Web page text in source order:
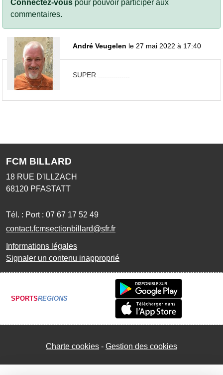
Connectez-vous pour pouvoir participer aux
commentaires.
André Veugelen le 27 mai 2022 à 17:40
SUPER ................
FCM BILLARD
18 RUE D'ILLZACH
68120 PFASTATT
Tél. : Port : 07 67 17 52 49
contact.fcmsectionbillard@sfr.fr
Informations légales
Signaler un contenu inapproprié
SPORTSREGIONS
Charte cookies Gestion des cookies